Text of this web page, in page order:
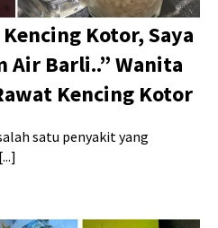
Kotor, Saya
Air Barli..” Wanita
Kencing Kotor
satu penyakit yang